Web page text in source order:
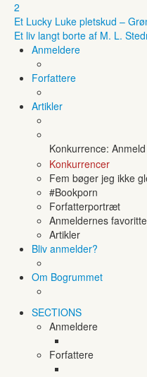
2
Et Lucky Luke pletskud –
Et liv langt borte af M. L.
Anmeldere
Forfattere
Artikler
Konkurrence:
Konkurrencer
Fem bøger jeg ikke
#Bookporn
Forfatterportræt
Anmeldernes
Artikler
Bliv anmelder?
Om Bogrummet
SECTIONS
Anmeldere
Forfattere